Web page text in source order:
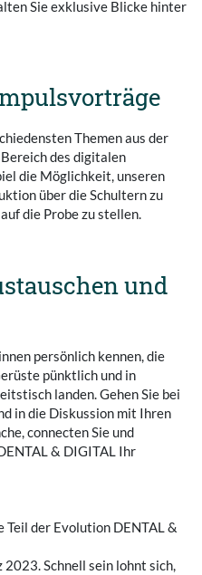
Sie exklusive Blicke hinter
Themen aus der
des digitalen
die Möglichkeit, unseren
über die Schultern zu
die Probe zu stellen.
und
persönlich kennen, die
pünktlich und in
landen. Gehen Sie bei
in die Diskussion mit Ihren
connecten Sie und
& DIGITAL Ihr
Teil der Evolution DENTAL &
Schnell sein lohnt sich,